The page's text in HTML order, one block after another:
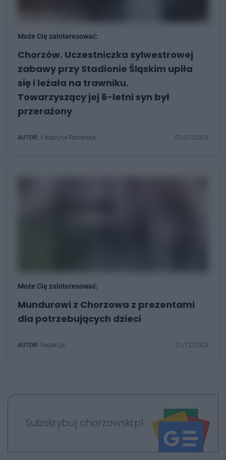
Może Cię zainteresować:
Chorzów. Uczestniczka sylwestrowej
zabawy przy Stadionie Śląskim upiła
się i leżała na trawniku.
Towarzyszący jej 6-letni syn był
przerażony
AUTOR: Katarzyna Pachelska 01/01/2024
Może Cię zainteresować:
Mundurowi z Chorzowa z prezentami
dla potrzebujących dzieci
AUTOR: Redakcja 21/12/2023
Subskrybuj chorzowski.pl